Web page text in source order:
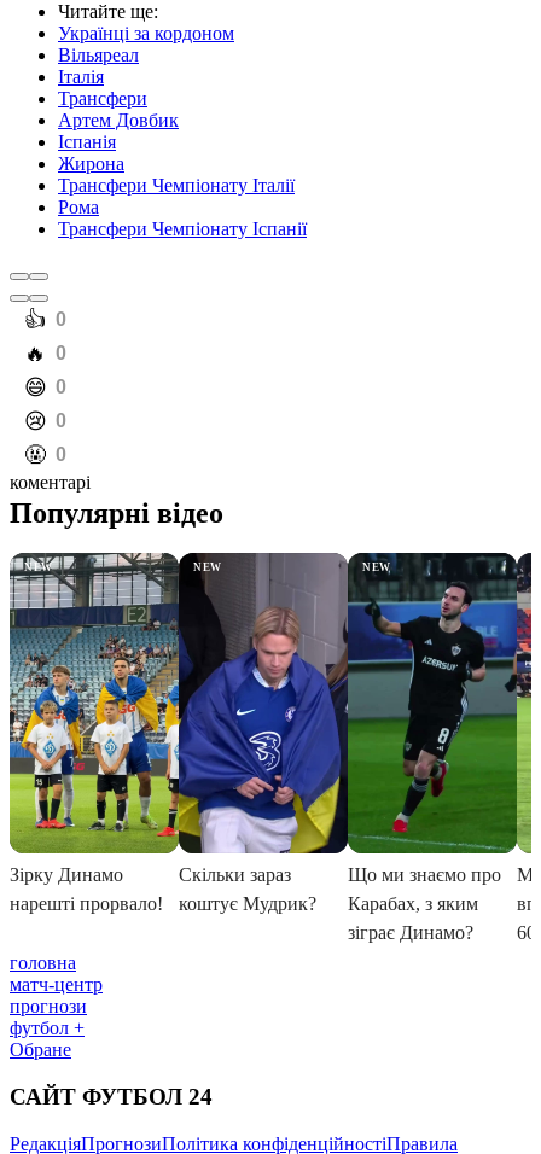
Читайте ще:
Українці за кордоном
Вільяреал
Італія
Трансфери
Артем Довбик
Іспанія
Жирона
Трансфери Чемпіонату Італії
Рома
Трансфери Чемпіонату Іспанії
️👍 0
️🔥 0
️😄 0
️😢 0
️🤬 0
коментарі
головна
матч-центр
прогнози
футбол +
Обране
САЙТ ФУТБОЛ 24
РедакціяПрогнозиПолітика конфіденційностіПравила